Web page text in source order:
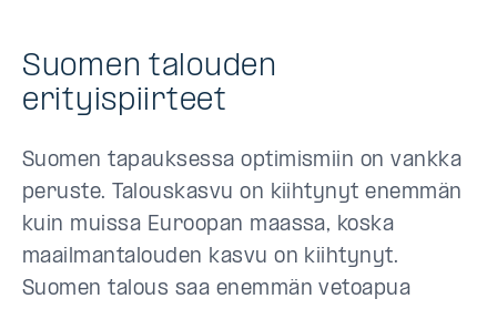
Suomen talouden
erityispiirteet
Suomen tapauksessa optimismiin on vankka
peruste. Talouskasvu on kiihtynyt enemmän
kuin muissa Euroopan maassa, koska
maailmantalouden kasvu on kiihtynyt.
Suomen talous saa enemmän vetoapua